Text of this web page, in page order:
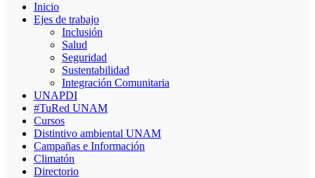
Inicio
Ejes de trabajo
Inclusión
Salud
Seguridad
Sustentabilidad
Integración Comunitaria
UNAPDI
#TuRed UNAM
Cursos
Distintivo ambiental UNAM
Campañas e Información
Climatón
Directorio